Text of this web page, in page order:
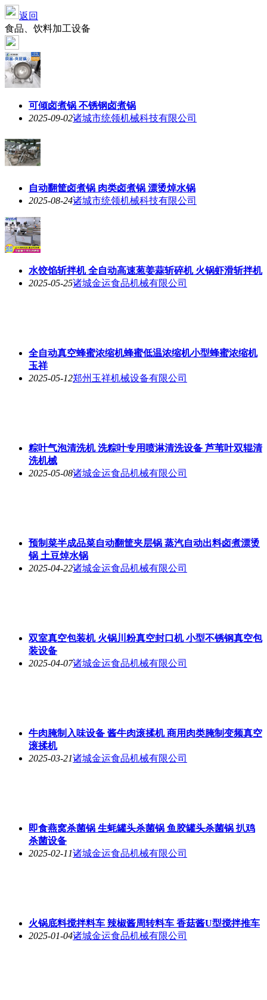
返回
食品、饮料加工设备
可倾卤煮锅 不锈钢卤煮锅
2025-09-02诸城市统领机械科技有限公司
自动翻筐卤煮锅 肉类卤煮锅 漂烫焯水锅
2025-08-24诸城市统领机械科技有限公司
水饺馅斩拌机 全自动高速葱姜蒜斩碎机 火锅虾滑斩拌机
2025-05-25诸城金运食品机械有限公司
全自动真空蜂蜜浓缩机蜂蜜低温浓缩机小型蜂蜜浓缩机
玉祥
2025-05-12郑州玉祥机械设备有限公司
粽叶气泡清洗机 洗粽叶专用喷淋清洗设备 芦苇叶双辊清
洗机械
2025-05-08诸城金运食品机械有限公司
预制菜半成品菜自动翻筐夹层锅 蒸汽自动出料卤煮漂烫
锅 土豆焯水锅
2025-04-22诸城金运食品机械有限公司
双室真空包装机 火锅川粉真空封口机 小型不锈钢真空包
装设备
2025-04-07诸城金运食品机械有限公司
牛肉腌制入味设备 酱牛肉滚揉机 商用肉类腌制变频真空
滚揉机
2025-03-21诸城金运食品机械有限公司
即食燕窝杀菌锅 生蚝罐头杀菌锅 鱼胶罐头杀菌锅 扒鸡
杀菌设备
2025-02-11诸城金运食品机械有限公司
火锅底料搅拌料车 辣椒酱周转料车 香菇酱U型搅拌推车
2025-01-04诸城金运食品机械有限公司